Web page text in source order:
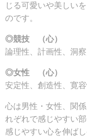
じる可愛いや美しい
のです。
◎競技 （心）
論理性、計画性、洞
◎女性 （心）
安定性、創造性、寛
心は男性・女性、関
れぞれで感じやすい
感じやすい心を伸ば